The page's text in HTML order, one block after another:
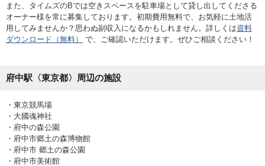
また、タイムズのBでは空きスペースを駐車場として貸し出してくださる
オーナー様を常に募集しております。初期費用無料で、お気軽に土地活
用してみませんか？思わぬ副収入になるかもしれません。詳しくは資料
ダウンロード（無料）
で、ご確認いただけます。ぜひご相談ください！
府中駅〈東京都〉 周辺の施設
・ 東京競馬場
・ 大國魂神社
・ 府中の森公園
・ 府中市郷土の森博物館
・ 府中市 郷土の森公園
・ 府中市美術館